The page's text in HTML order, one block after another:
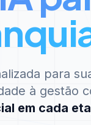
para
à gestão
em cada